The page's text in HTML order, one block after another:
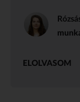
ELOLVASOM